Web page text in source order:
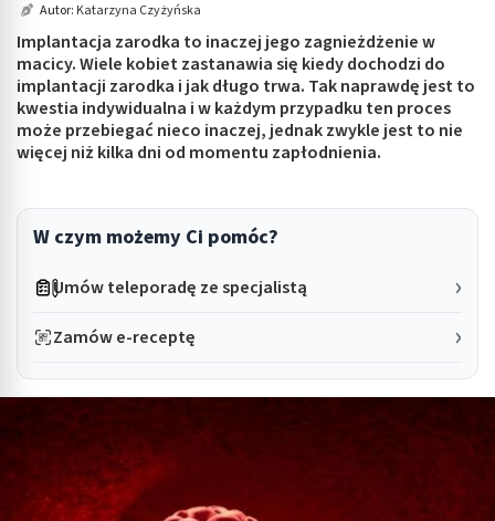
submenu: Higiena
submenu: Sprzęt medyczny
submenu: Intymne
Autor: Katarzyna Czyżyńska
Implantacja zarodka to inaczej jego zagnieżdżenie w
macicy. Wiele kobiet zastanawia się kiedy dochodzi do
implantacji zarodka i jak długo trwa. Tak naprawdę jest to
kwestia indywidualna i w każdym przypadku ten proces
może przebiegać nieco inaczej, jednak zwykle jest to nie
więcej niż kilka dni od momentu zapłodnienia.
W czym możemy Ci pomóc?
Umów teleporadę ze specjalistą
Zamów e-receptę